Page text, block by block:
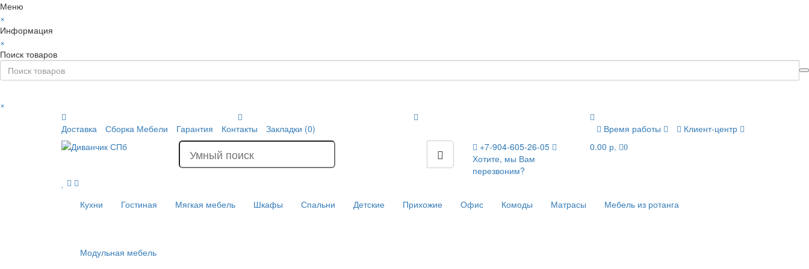
Меню
×
Информация
×
Поиск товаров
×
Доставка
Сборка Мебели Гарантия Контакты Закладки (0) Время работы
Клиент-центр
+7-904-605-26-05
Хотите, мы Вам
перезвоним?
0.00 р. 0
Кухни Гостиная Мягкая мебель Шкафы Спальни Детские Прихожие Офис Комоды Матрасы Мебель из ротанга
Модульная мебель